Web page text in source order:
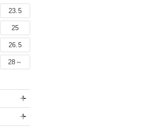
23.5
25
26.5
28～